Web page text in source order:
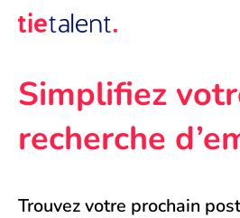
Simplifiez
recherche
Trouvez votre prochain